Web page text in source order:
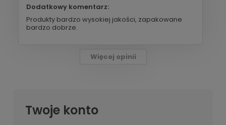
Dodatkowy komentarz:
Produkty bardzo wysokiej jakości, zapakowane
bardzo dobrze.
Więcej opinii
Twoje konto